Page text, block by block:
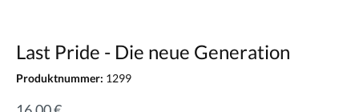
Last Pride - Die neue Generation
Produktnummer: 1299